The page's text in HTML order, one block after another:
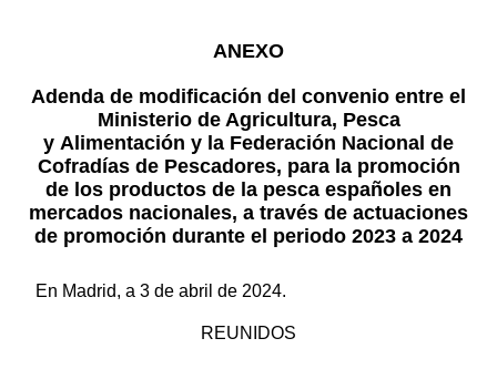
ANEXO
Adenda de modificación del convenio entre el
Ministerio de Agricultura, Pesca
y Alimentación y la Federación Nacional de
Cofradías de Pescadores, para la promoción
de los productos de la pesca españoles en
mercados nacionales, a través de actuaciones
de promoción durante el periodo 2023 a 2024
En Madrid, a 3 de abril de 2024.
REUNIDOS